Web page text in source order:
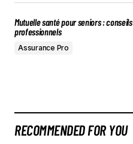
Mutuelle santé pour seniors :
professionnels
Assurance Pro
RECOMMENDED FOR YOU